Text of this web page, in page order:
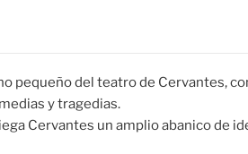
pequeño del teatro de Cervantes,
y tragedias.
Cervantes un amplio abanico de